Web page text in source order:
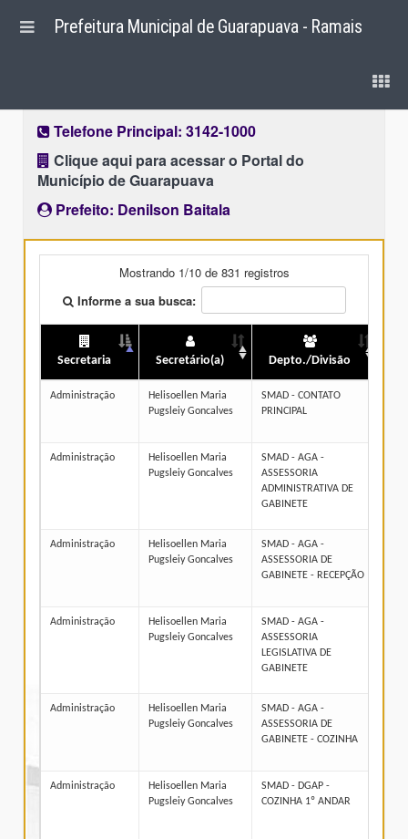
Prefeitura Municipal de Guarapuava - Ramais
Telefone Principal: 3142-1000
Clique aqui para acessar o Portal do
Município de Guarapuava
Prefeito: Denilson Baitala
Mostrando 1/10 de 831 registros
Informe a sua busca:
Secretaria Secretário(a) Depto./Divisão
Administração
Helisoellen Maria
Pugsleiy Goncalves
SMAD - CONTATO
PRINCIPAL
Administração
Helisoellen Maria
Pugsleiy Goncalves
SMAD - AGA -
ASSESSORIA
ADMINISTRATIVA DE
GABINETE
Administração
Helisoellen Maria
Pugsleiy Goncalves
SMAD - AGA -
ASSESSORIA DE
GABINETE - RECEPÇÃO
Administração
Helisoellen Maria
Pugsleiy Goncalves
SMAD - AGA -
ASSESSORIA
LEGISLATIVA DE
GABINETE
Administração
Helisoellen Maria
Pugsleiy Goncalves
SMAD - AGA -
ASSESSORIA DE
GABINETE - COZINHA
Administração
Helisoellen Maria
Pugsleiy Goncalves
SMAD - DGAP -
COZINHA 1º ANDAR